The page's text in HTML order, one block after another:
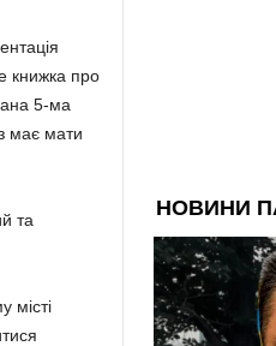
книжка про
5-ма
має мати
та
місті